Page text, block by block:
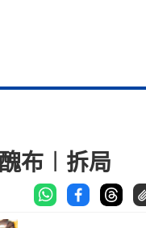
布︱拆局